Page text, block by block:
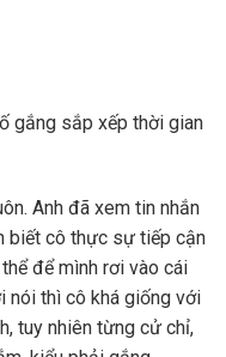
gắng sắp xếp thời gian
Anh đã xem tin nhắn
biết cô thực sự tiếp cận
để mình rơi vào cái
nói thì cô khá giống với
tuy nhiên từng cử chỉ,